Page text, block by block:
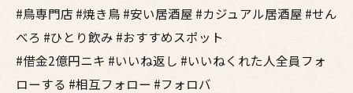
#鳥専門店 #焼き鳥 #安い居酒屋 #カジュアル居酒屋 #せん
べろ #ひとり飲み #おすすめスポット
#借金2億円ニキ #いいね返し #いいねくれた人全員フォ
ローする #相互フォロー #フォロバ